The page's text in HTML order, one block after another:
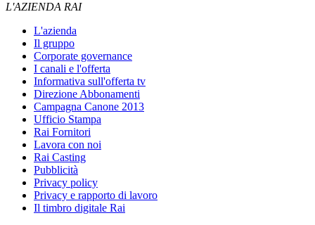
L'AZIENDA RAI
L'azienda
Il gruppo
Corporate governance
I canali e l'offerta
Informativa sull'offerta tv
Direzione Abbonamenti
Campagna Canone 2013
Ufficio Stampa
Rai Fornitori
Lavora con noi
Rai Casting
Pubblicità
Privacy policy
Privacy e rapporto di lavoro
Il timbro digitale Rai